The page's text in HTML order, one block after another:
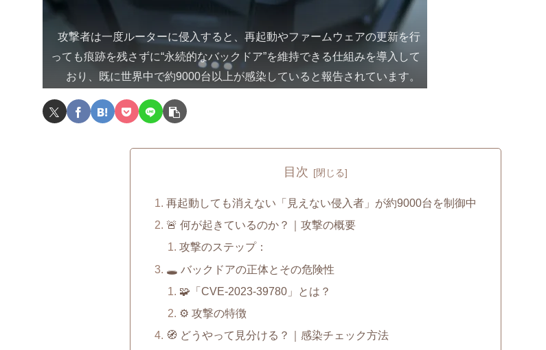
攻撃者は一度ルーターに侵入すると、再起動やファームウェアの更新を行
っても痕跡を残さずに“永続的なバックドア”を維持できる仕組みを導入して
おり、既に世界中で約9000台以上が感染していると報告されています。
目次
再起動しても消えない「見えない侵入者」が約9000台を制御中
🚨 何が起きているのか？｜攻撃の概要
攻撃のステップ：
🕳️ バックドアの正体とその危険性
🧩「CVE-2023-39780」とは？
⚙️ 攻撃の特徴
🧭 どうやって見分ける？｜感染チェック方法